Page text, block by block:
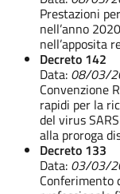
Prestazioni
nell’anno
nell’apposita
Decreto 142
Data: 08/03/
Convenzione
rapidi per la
del virus
alla proroga
Decreto 133
Data: 03/03/
Conferimento